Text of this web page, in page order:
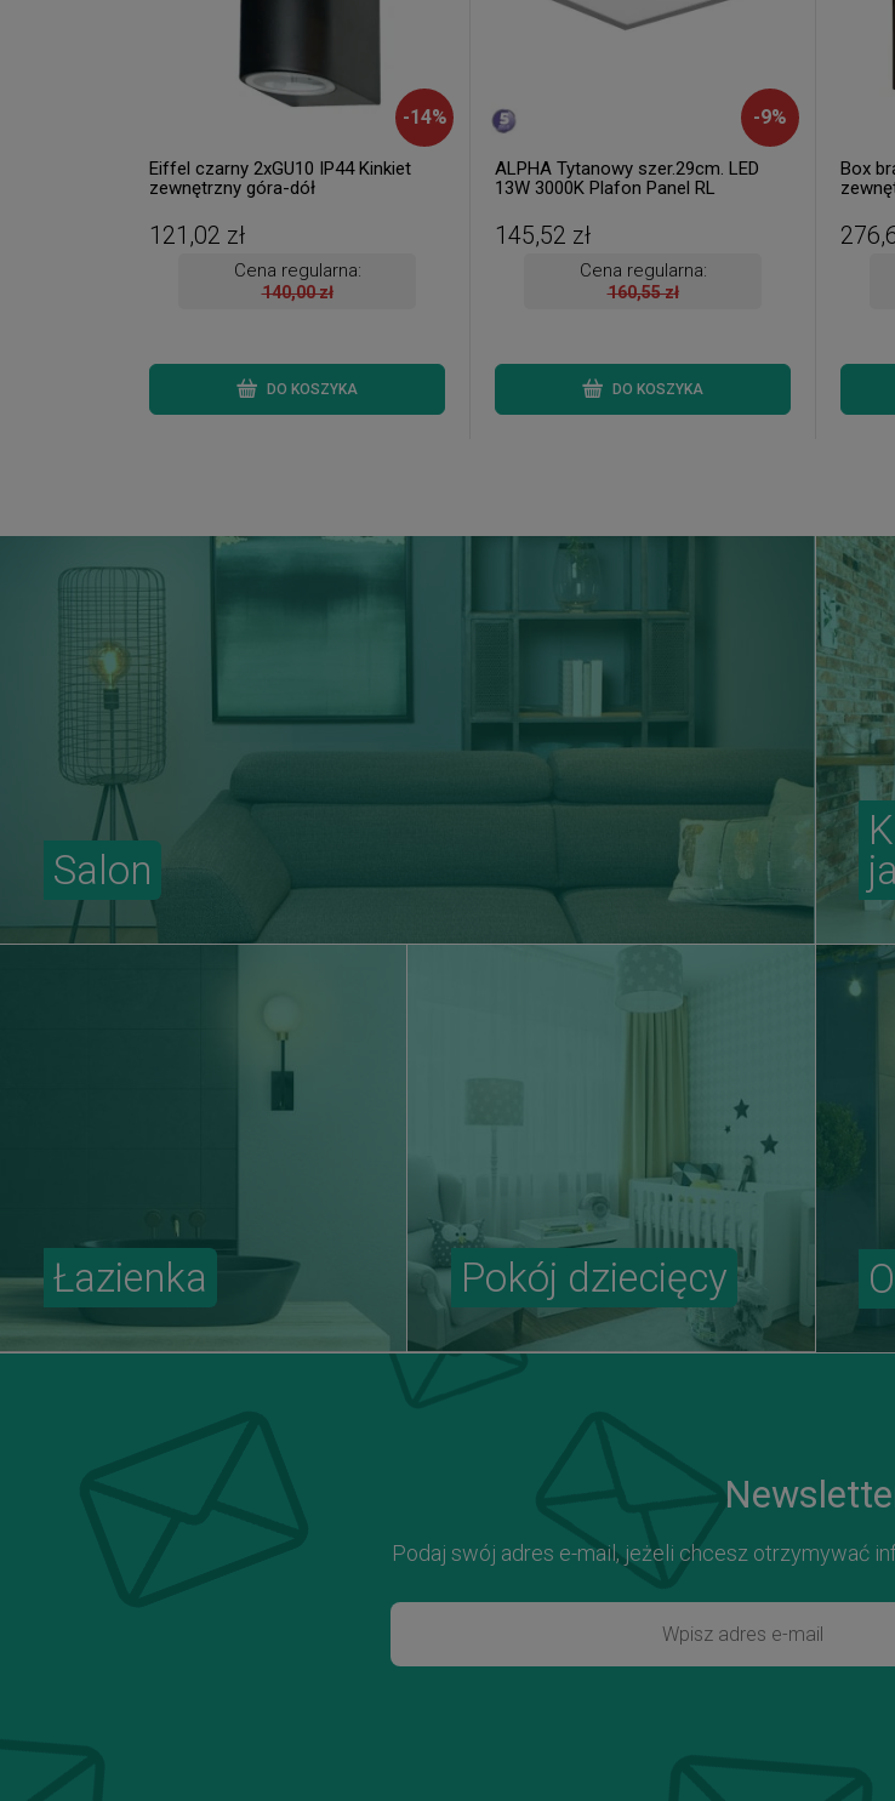
-14%
Eiffel czarny 2xGU10 IP44 Kinkiet
zewnętrzny góra-dół
121,02 zł
Cena regularna:
140,00 zł
DO KOSZYKA
-9%
ALPHA Tytanowy szer.29cm. LED
13W 3000K Plafon Panel RL
145,52 zł
Cena regularna:
160,55 zł
DO KOSZYKA
Box
Salon
Łazienka Pokój dziecięcy
Podaj swój adres e-mail, jeżeli chcesz otrzymywać